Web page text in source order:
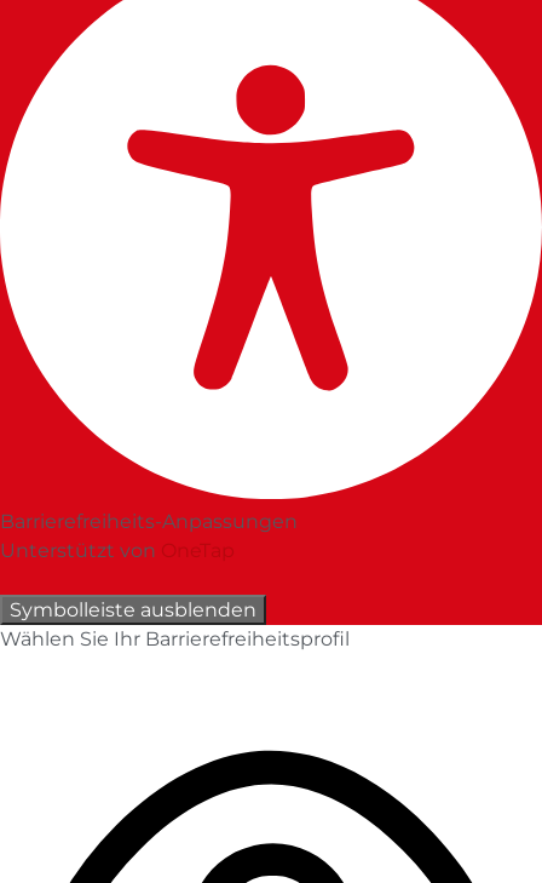
Barrierefreiheits-Anpassungen
Unterstützt von OneTap
Symbolleiste ausblenden
Wählen Sie Ihr Barrierefreiheitsprofil